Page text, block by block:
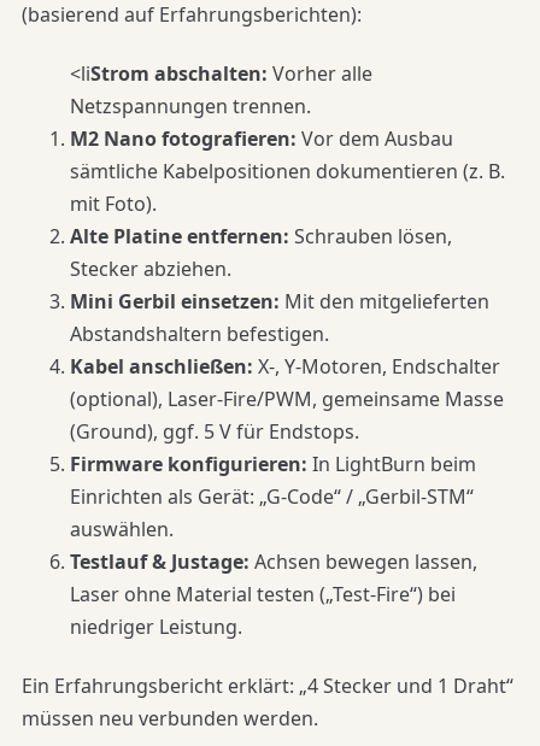
(basierend auf Erfahrungsberichten):
<liStrom abschalten: Vorher alle
Netzspannungen trennen.
M2 Nano fotografieren: Vor dem Ausbau
sämtliche Kabelpositionen dokumentieren (z. B.
mit Foto).
Alte Platine entfernen: Schrauben lösen,
Stecker abziehen.
Mini Gerbil einsetzen: Mit den mitgelieferten
Abstandshaltern befestigen.
Kabel anschließen: X-, Y-Motoren, Endschalter
(optional), Laser-Fire/PWM, gemeinsame Masse
(Ground), ggf. 5 V für Endstops.
Firmware konfigurieren: In LightBurn beim
Einrichten als Gerät: „G-Code“ / „Gerbil-STM“
auswählen.
Testlauf & Justage: Achsen bewegen lassen,
Laser ohne Material testen („Test-Fire“) bei
niedriger Leistung.
Ein Erfahrungsbericht erklärt: „4 Stecker und 1 Draht“
müssen neu verbunden werden.